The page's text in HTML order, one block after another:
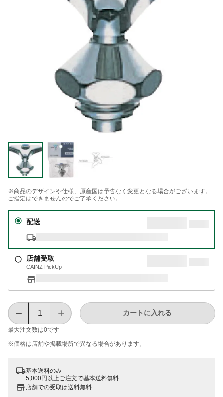
※商品のデザインや仕様、原産国は予告なく変更となる場合がございます。
ご指定はできませんのでご了承ください。
配送
店舗受取
CAINZ PickUp
最大注文数は0です
カートに入れる
※価格は​店舗や​掲載場所で​異なる​場合が​あります。
基本送料のみ
5,000円以上ご注文で基本送料無料
店舗での受取は送料無料